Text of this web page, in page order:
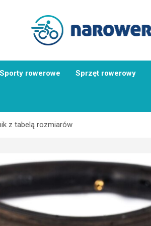
Sporty rowerowe Sprzęt rowerowy
z tabelą rozmiarów